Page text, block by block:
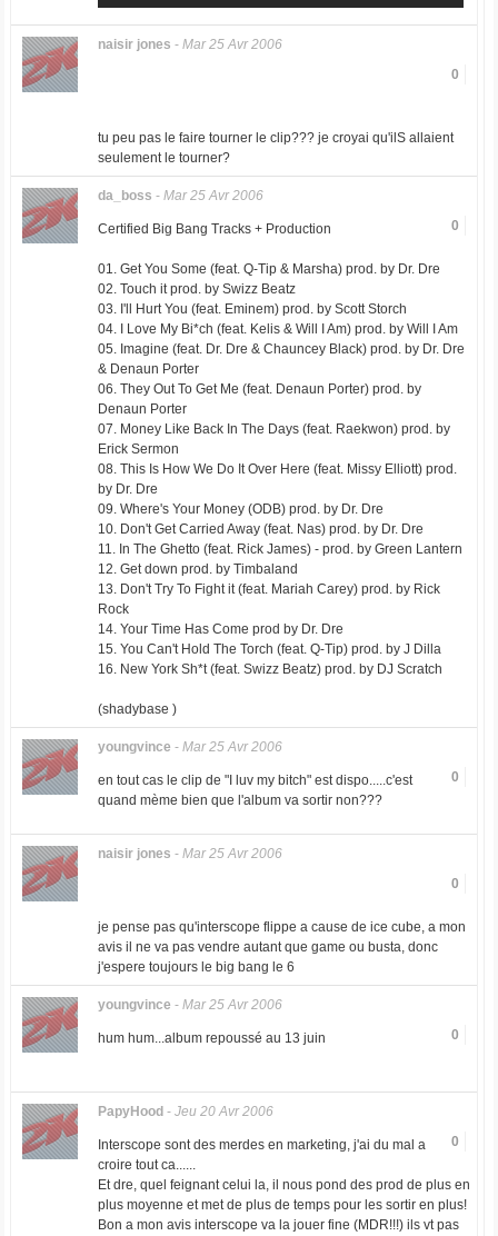
naisir jones - Mar 25 Avr 2006
0
tu peu pas le faire tourner le clip??? je croyai qu'ilS allaient
seulement le tourner?
da_boss - Mar 25 Avr 2006
0
Certified Big Bang Tracks + Production
01. Get You Some (feat. Q-Tip & Marsha) prod. by Dr. Dre
02. Touch it prod. by Swizz Beatz
03. I'll Hurt You (feat. Eminem) prod. by Scott Storch
04. I Love My Bi*ch (feat. Kelis & Will I Am) prod. by Will I Am
05. Imagine (feat. Dr. Dre & Chauncey Black) prod. by Dr. Dre
& Denaun Porter
06. They Out To Get Me (feat. Denaun Porter) prod. by
Denaun Porter
07. Money Like Back In The Days (feat. Raekwon) prod. by
Erick Sermon
08. This Is How We Do It Over Here (feat. Missy Elliott) prod.
by Dr. Dre
09. Where's Your Money (ODB) prod. by Dr. Dre
10. Don't Get Carried Away (feat. Nas) prod. by Dr. Dre
11. In The Ghetto (feat. Rick James) - prod. by Green Lantern
12. Get down prod. by Timbaland
13. Don't Try To Fight it (feat. Mariah Carey) prod. by Rick
Rock
14. Your Time Has Come prod by Dr. Dre
15. You Can't Hold The Torch (feat. Q-Tip) prod. by J Dilla
16. New York Sh*t (feat. Swizz Beatz) prod. by DJ Scratch
(shadybase )
youngvince - Mar 25 Avr 2006
0
en tout cas le clip de "I luv my bitch" est dispo.....c'est
quand mème bien que l'album va sortir non???
naisir jones - Mar 25 Avr 2006
0
je pense pas qu'interscope flippe a cause de ice cube, a mon
avis il ne va pas vendre autant que game ou busta, donc
j'espere toujours le big bang le 6
youngvince - Mar 25 Avr 2006
0
hum hum...album repoussé au 13 juin
PapyHood - Jeu 20 Avr 2006
0
Interscope sont des merdes en marketing, j'ai du mal a
croire tout ca......
Et dre, quel feignant celui la, il nous pond des prod de plus en
plus moyenne et met de plus de temps pour les sortir en plus!
Bon a mon avis interscope va la jouer fine (MDR!!!) ils vt pas